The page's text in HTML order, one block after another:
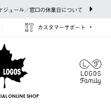
ュール／窓口の休業日について
カスタマーサポート
ONLINE SHOP